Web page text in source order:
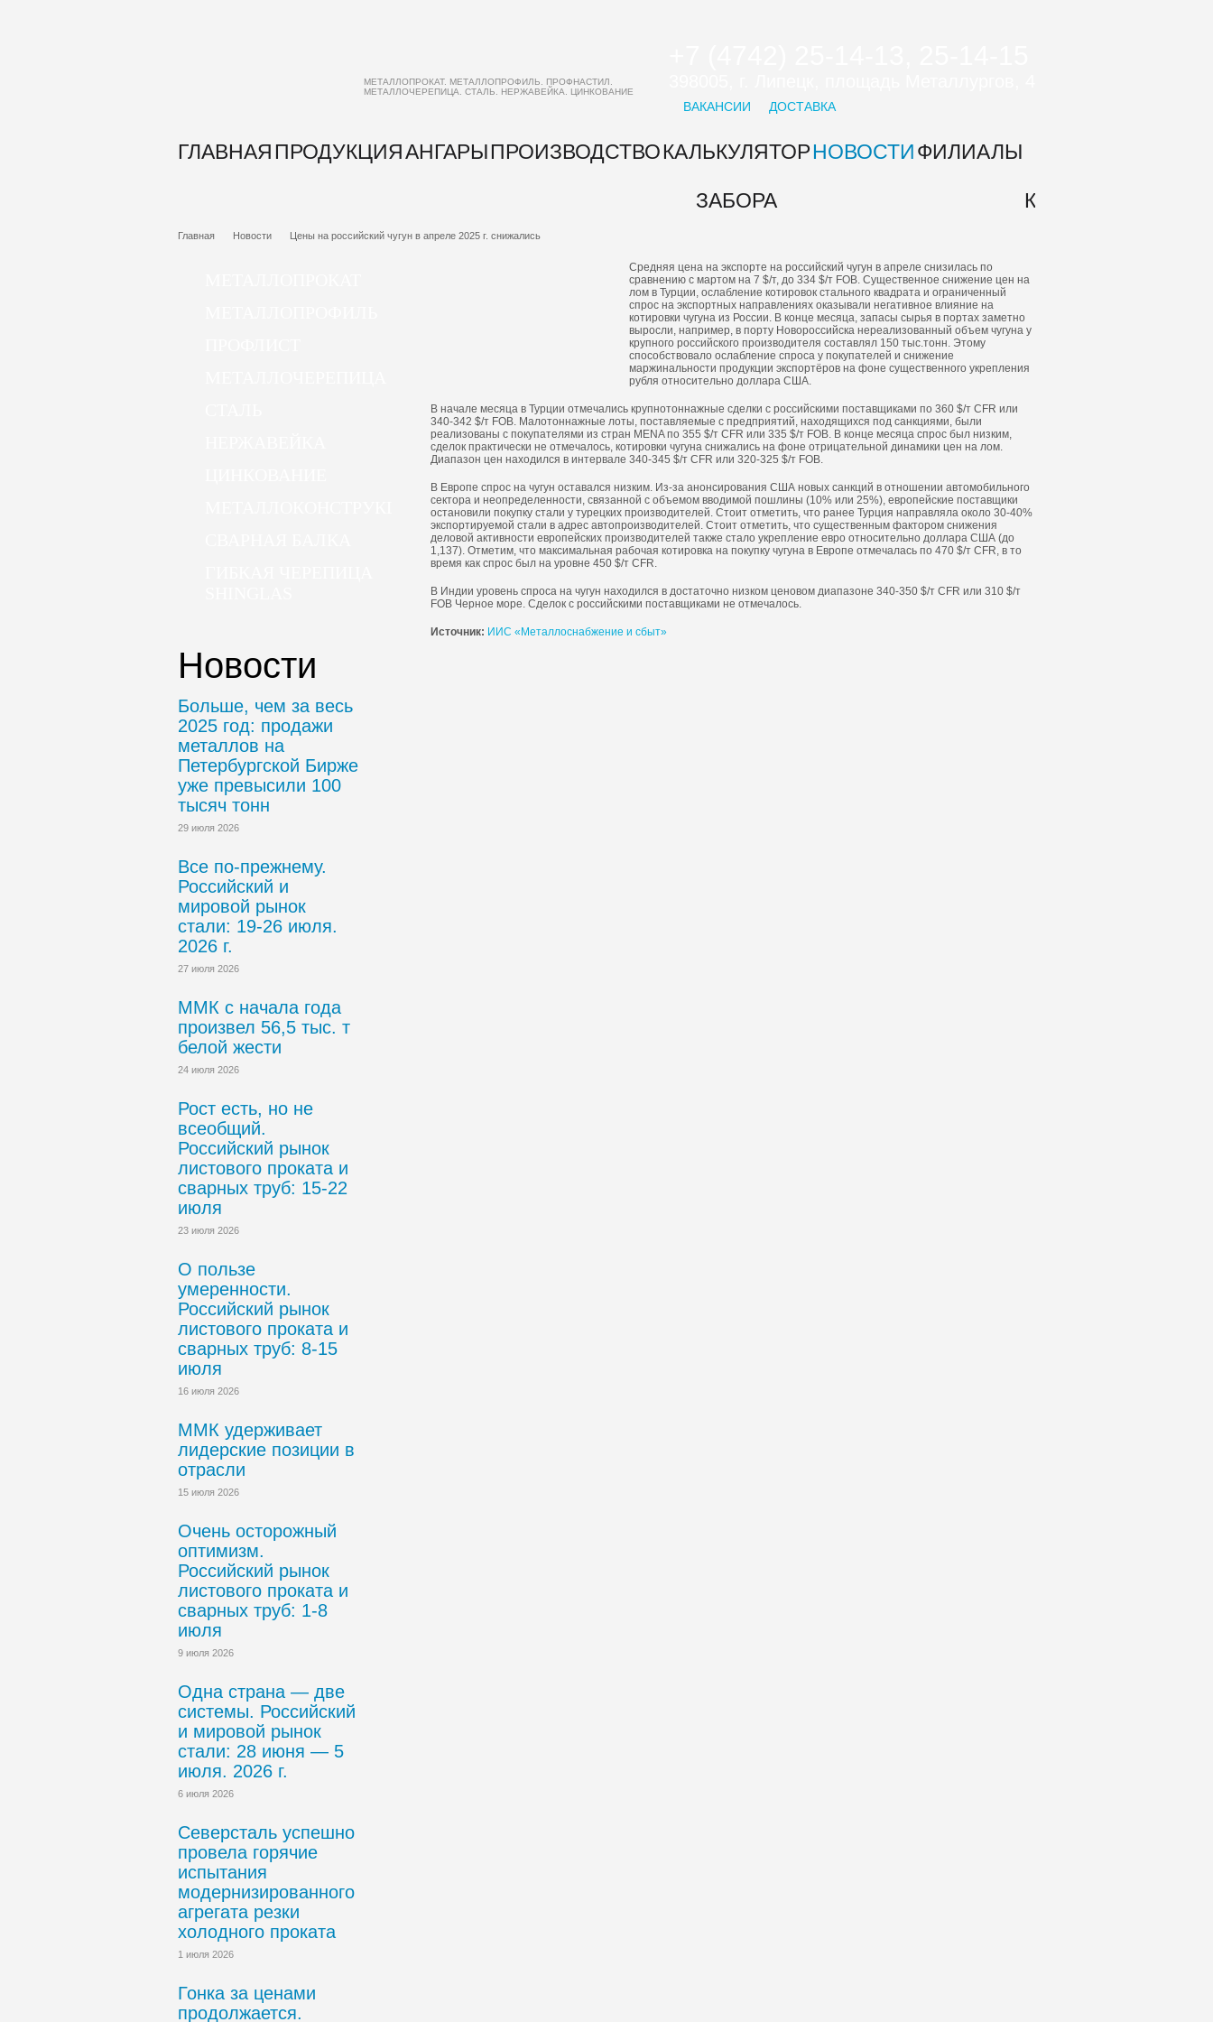
МЕТАЛЛОПРОКАТ. МЕТАЛЛОПРОФИЛЬ. ПРОФНАСТИЛ.
МЕТАЛЛОЧЕРЕПИЦА. СТАЛЬ. НЕРЖАВЕЙКА. ЦИНКОВАНИЕ
ВАКАНСИИ ДОСТАВКА
ГЛАВНАЯПРОДУКЦИЯАНГАРЫПРОИЗВОДСТВОКАЛЬКУЛЯТОР
ЗАБОРА
НОВОСТИФИЛИАЛЫ
КОМПАНИИ
Главная Новости Цены на российский чугун в апреле 2025 г. снижались
Средняя цена на экспорте на российский чугун в апреле снизилась по
сравнению с мартом на 7 $/т, до 334 $/т FOB. Существенное снижение цен на
лом в Турции, ослабление котировок стального квадрата и ограниченный
спрос на экспортных направлениях оказывали негативное влияние на
котировки чугуна из России. В конце месяца, запасы сырья в портах заметно
выросли, например, в порту Новороссийска нереализованный объем чугуна у
крупного российского производителя составлял 150 тыс.тонн. Этому
способствовало ослабление спроса у покупателей и снижение
маржинальности продукции экспортёров на фоне существенного укрепления
рубля относительно доллара США.
В начале месяца в Турции отмечались крупнотоннажные сделки с российскими поставщиками по 360 $/т CFR или
340-342 $/т FOB. Малотоннажные лоты, поставляемые с предприятий, находящихся под санкциями, были
реализованы с покупателями из стран MENA по 355 $/т CFR или 335 $/т FOB. В конце месяца спрос был низким,
сделок практически не отмечалось, котировки чугуна снижались на фоне отрицательной динамики цен на лом.
Диапазон цен находился в интервале 340-345 $/т CFR или 320-325 $/т FOB.
В Европе спрос на чугун оставался низким. Из-за анонсирования США новых санкций в отношении автомобильного
сектора и неопределенности, связанной с объемом вводимой пошлины (10% или 25%), европейские поставщики
остановили покупку стали у турецких производителей. Стоит отметить, что ранее Турция направляла около 30-40%
экспортируемой стали в адрес автопроизводителей. Стоит отметить, что существенным фактором снижения
деловой активности европейских производителей также стало укрепление евро относительно доллара США (до
1,137). Отметим, что максимальная рабочая котировка на покупку чугуна в Европе отмечалась по 470 $/т CFR, в то
время как спрос был на уровне 450 $/т CFR.
В Индии уровень спроса на чугун находился в достаточно низком ценовом диапазоне 340-350 $/т CFR или 310 $/т
FOB Черное море. Сделок с российскими поставщиками не отмечалось.
Источник: ИИС «Металлоснабжение и сбыт»
Новости
Больше, чем за весь
2025 год: продажи
металлов на
Петербургской Бирже
уже превысили 100
тысяч тонн
29 июля 2026
Все по-прежнему.
Российский и
мировой рынок
стали: 19-26 июля.
2026 г.
27 июля 2026
ММК с начала года
произвел 56,5 тыс. т
белой жести
24 июля 2026
Рост есть, но не
всеобщий.
Российский рынок
листового проката и
сварных труб: 15-22
июля
23 июля 2026
О пользе
умеренности.
Российский рынок
листового проката и
сварных труб: 8-15
июля
16 июля 2026
ММК удерживает
лидерские позиции в
отрасли
15 июля 2026
Очень осторожный
оптимизм.
Российский рынок
листового проката и
сварных труб: 1-8
июля
9 июля 2026
Одна страна — две
системы. Российский
и мировой рынок
стали: 28 июня — 5
июля. 2026 г.
6 июля 2026
Северсталь успешно
провела горячие
испытания
модернизированного
агрегата резки
холодного проката
1 июля 2026
Гонка за ценами
продолжается.